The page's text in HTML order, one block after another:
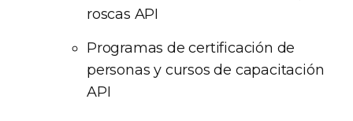
roscas API
Programas de certificación de
personas y cursos de capacitación
API